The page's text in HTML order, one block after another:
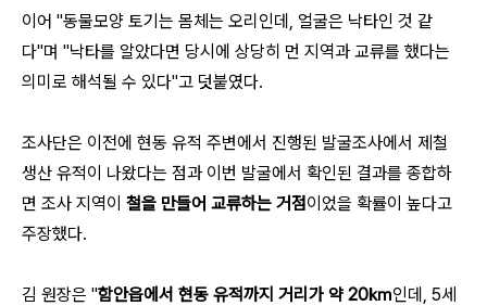
이어 "동물모양 토기는 몸체는 오리인데, 얼굴은 낙타인 것 같
다"며 "낙타를 알았다면 당시에 상당히 먼 지역과 교류를 했다는
의미로 해석될 수 있다"고 덧붙였다.
조사단은 이전에 현동 유적 주변에서 진행된 발굴조사에서 제철
생산 유적이 나왔다는 점과 이번 발굴에서 확인된 결과를 종합하
면 조사 지역이 철을 만들어 교류하는 거점이었을 확률이 높다고
주장했다.
김 원장은 "함안읍에서 현동 유적까지 거리가 약 20㎞인데, 5세